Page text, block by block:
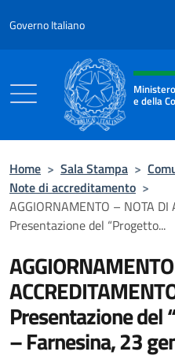
Governo Italiano
Intestazione
e della
Home > Sala Stampa >
Note di accreditamento >
AGGIORNAMENTO – NOTA DI
Presentazione del “Progetto...
Presentazione del
– Farnesina, 23